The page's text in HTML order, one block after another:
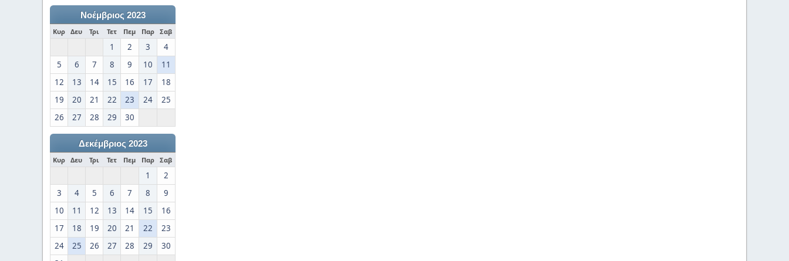
Νοέμβριος 2023
Κυρ Δευ Τρι Τετ Πεμ Παρ Σαβ
1 2 3
4
5
6 7 8 9 10
11
12
13 14 15 16 17
18
19
20 21 22 23 24
25
26
27 28 29 30
Δεκέμβριος 2023
Κυρ Δευ Τρι Τετ Πεμ Παρ Σαβ
1
2
3
4 5 6 7 8
9
10
11 12 13 14 15
16
17
18 19 20 21 22
23
24
25 26 27 28 29
30